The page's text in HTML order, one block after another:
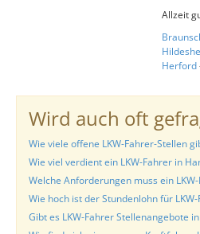
Allzeit
Herford
Wird auch oft
Wie viele offene LKW-Fahrer-Stellen
Wie viel verdient ein LKW-Fahrer in
Welche Anforderungen muss ein
Wie hoch ist der Stundenlohn für
Gibt es LKW-Fahrer Stellenangebote